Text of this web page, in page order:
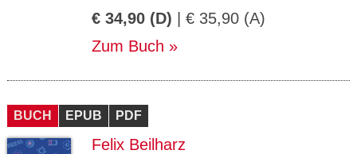
€ 34,90 (D) | € 35,90 (A)
Zum Buch
BUCH EPUB PDF
Felix Beilharz